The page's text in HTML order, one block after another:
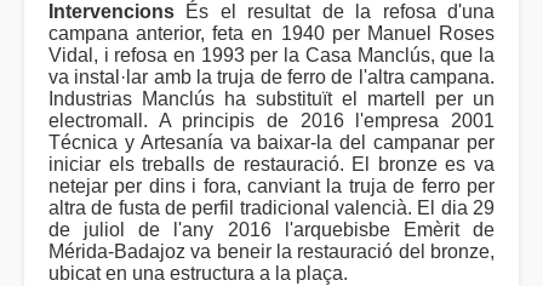
Intervencions És el resultat de la refosa d'una
campana anterior, feta en 1940 per Manuel Roses
Vidal, i refosa en 1993 per la Casa Manclús, que la
va instal·lar amb la truja de ferro de l'altra campana.
Industrias Manclús ha substituït el martell per un
electromall. A principis de 2016 l'empresa 2001
Técnica y Artesanía va baixar-la del campanar per
iniciar els treballs de restauració. El bronze es va
netejar per dins i fora, canviant la truja de ferro per
altra de fusta de perfil tradicional valencià. El dia 29
de juliol de l'any 2016 l'arquebisbe Emèrit de
Mérida-Badajoz va beneir la restauració del bronze,
ubicat en una estructura a la plaça.